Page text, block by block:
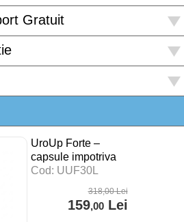
Gratuit
UroUp Forte –
capsule impotriva
prostatitei – 30 cps
Cod: UUF30L
318,00Lei
159,00Lei